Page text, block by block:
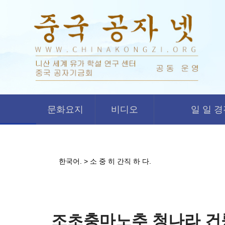
문화요지 비디오 일 일 경
한국어. > 소 중 히 간직 하 다.
조초충마노추 청나라 건